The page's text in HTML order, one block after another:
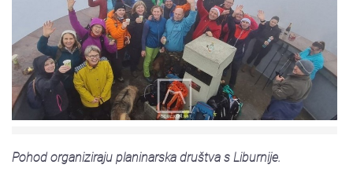
Pohod organiziraju planinarska društva s Liburnije.